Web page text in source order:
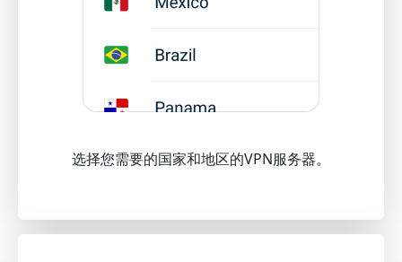
选择您需要的国家和地区的VPN服务器。